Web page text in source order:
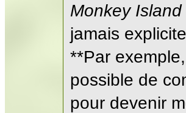
Monkey Island
jamais
**Par
possible de
pour devenir